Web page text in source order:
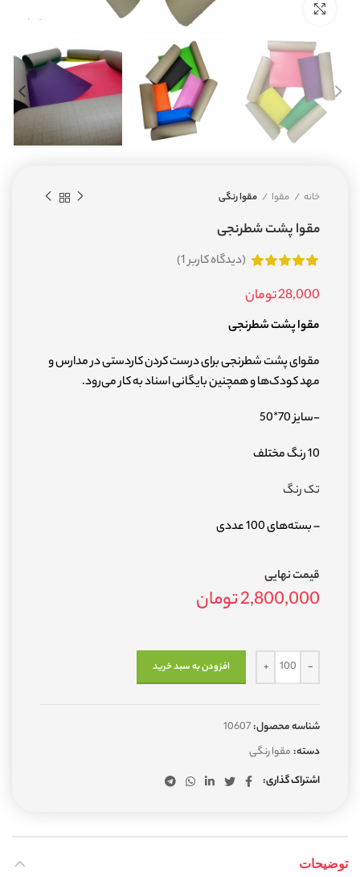
خانه مقوا مقوا رنگی
مقوا پشت شطرنجی
(دیدگاه کاربر1
)
28,000تومان
مقوا پشت شطرنجی
مقوای پشت شطرنجی برای درست کردن کاردستی در مدارس و
مهد کودک‌ها و همچنین بایگانی اسناد به کار می‌رود.
-سایز 70*50
10 رنگ مختلف
تک رنگ
– بسته‌های 100 عددی
قیمت نهایی
2,800,000تومان
افزودن به سبد خرید
شناسه محصول:10607
دسته: مقوا رنگی
اشتراک گذاری
توضیحات